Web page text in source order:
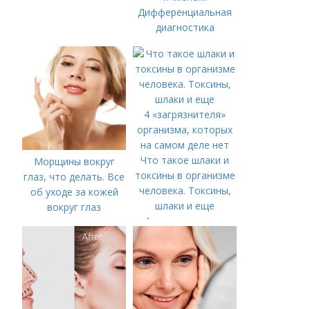
Дифференциальная
диагностика
Морщины вокруг
глаз, что делать. Все
об уходе за кожей
вокруг глаз
Что такое шлаки и
токсины в организме
человека. Токсины,
шлаки и еще
4 «загрязнителя»
организма, которых
на самом деле нет